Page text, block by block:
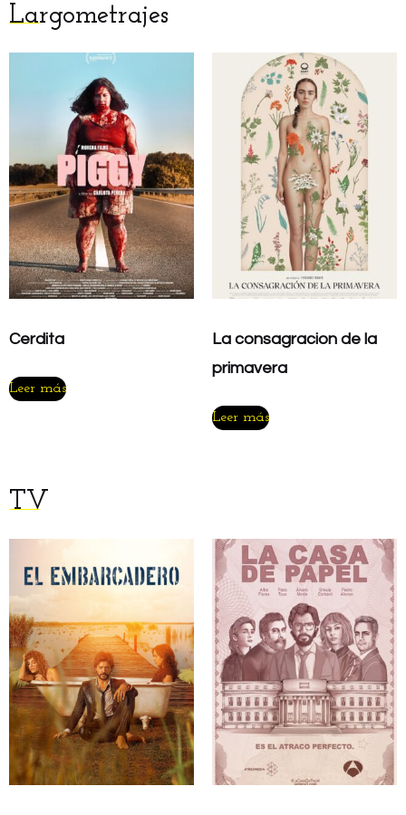
Largometrajes
Cerdita
Leer más
La consagracion de la
primavera
Leer más
TV